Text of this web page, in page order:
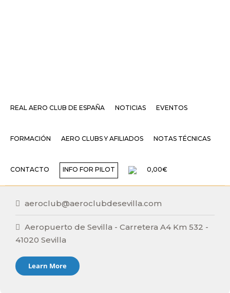
REAL AERO CLUB DE ESPAÑA NOTICIAS EVENTOS
FORMACIÓN AERO CLUBS Y AFILIADOS NOTAS TÉCNICAS
CONTACTO INFO FOR PILOT 0,00€
REAL AEROCLUB DE
SEVILLA
aeroclub@aeroclubdesevilla.com
Aeropuerto de Sevilla - Carretera A4 Km 532 -
41020 Sevilla
Learn More